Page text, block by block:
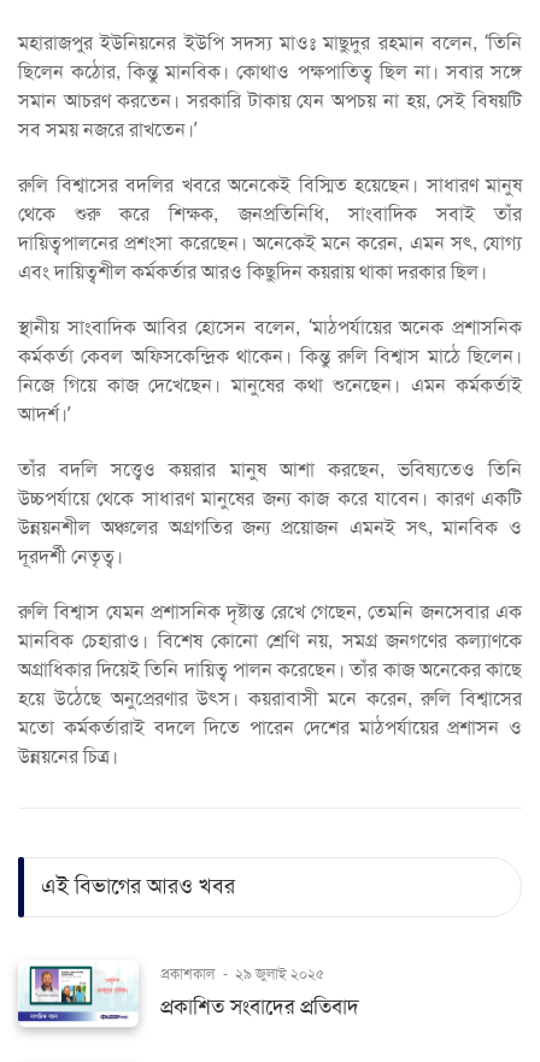
মহারাজপুর ইউনিয়নের ইউপি সদস্য মাওঃ মাছুদুর রহমান বলেন, ‘তিনি
ছিলেন কঠোর, কিন্তু মানবিক। কোথাও পক্ষপাতিত্ব ছিল না। সবার সঙ্গে
সমান আচরণ করতেন। সরকারি টাকায় যেন অপচয় না হয়, সেই বিষয়টি
সব সময় নজরে রাখতেন।’
রুলি বিশ্বাসের বদলির খবরে অনেকেই বিস্মিত হয়েছেন। সাধারণ মানুষ
থেকে শুরু করে শিক্ষক, জনপ্রতিনিধি, সাংবাদিক সবাই তাঁর
দায়িত্বপালনের প্রশংসা করেছেন। অনেকেই মনে করেন, এমন সৎ, যোগ্য
এবং দায়িত্বশীল কর্মকর্তার আরও কিছুদিন কয়রায় থাকা দরকার ছিল।
স্থানীয় সাংবাদিক আবির হোসেন বলেন, ‘মাঠপর্যায়ের অনেক প্রশাসনিক
কর্মকর্তা কেবল অফিসকেন্দ্রিক থাকেন। কিন্তু রুলি বিশ্বাস মাঠে ছিলেন।
নিজে গিয়ে কাজ দেখেছেন। মানুষের কথা শুনেছেন। এমন কর্মকর্তাই
আদর্শ।’
তাঁর বদলি সত্ত্বেও কয়রার মানুষ আশা করছেন, ভবিষ্যতেও তিনি
উচ্চপর্যায়ে থেকে সাধারণ মানুষের জন্য কাজ করে যাবেন। কারণ একটি
উন্নয়নশীল অঞ্চলের অগ্রগতির জন্য প্রয়োজন এমনই সৎ, মানবিক ও
দূরদর্শী নেতৃত্ব।
রুলি বিশ্বাস যেমন প্রশাসনিক দৃষ্টান্ত রেখে গেছেন, তেমনি জনসেবার এক
মানবিক চেহারাও। বিশেষ কোনো শ্রেণি নয়, সমগ্র জনগণের কল্যাণকে
অগ্রাধিকার দিয়েই তিনি দায়িত্ব পালন করেছেন। তাঁর কাজ অনেকের কাছে
হয়ে উঠেছে অনুপ্রেরণার উৎস। কয়রাবাসী মনে করেন, রুলি বিশ্বাসের
মতো কর্মকর্তারাই বদলে দিতে পারেন দেশের মাঠপর্যায়ের প্রশাসন ও
উন্নয়নের চিত্র।
এই বিভাগের আরও খবর
প্রকাশকাল - ২৯ জুলাই ২০২৫
প্রকাশিত সংবাদের প্রতিবাদ